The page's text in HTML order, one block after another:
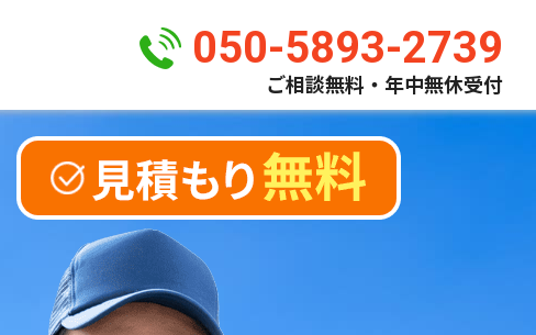
050-5893-2739
ご相談無料・年中無休受付